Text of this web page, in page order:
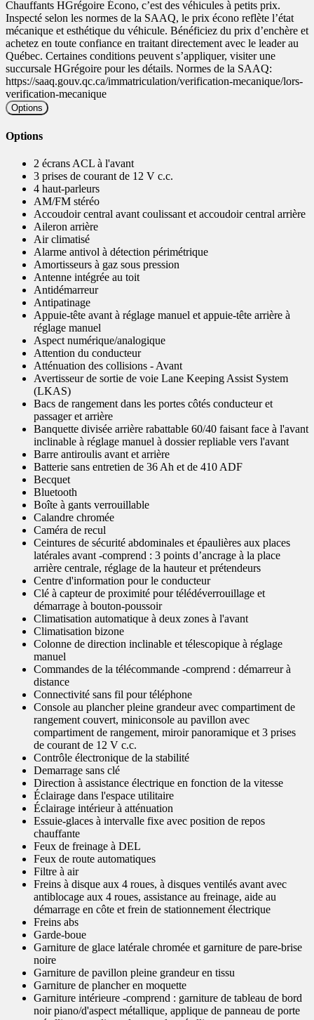
Chauffants HGrégoire Écono, c’est des véhicules à petits prix.
Inspecté selon les normes de la SAAQ, le prix écono reflète l’état
mécanique et esthétique du véhicule. Bénéficiez du prix d’enchère et
achetez en toute confiance en traitant directement avec le leader au
Québec. Certaines conditions peuvent s’appliquer, visiter une
succursale HGrégoire pour les détails. Normes de la SAAQ:
https://saaq.gouv.qc.ca/immatriculation/verification-mecanique/lors-
verification-mecanique
Options
Options
2 écrans ACL à l'avant
3 prises de courant de 12 V c.c.
4 haut-parleurs
AM/FM stéréo
Accoudoir central avant coulissant et accoudoir central arrière
Aileron arrière
Air climatisé
Alarme antivol à détection périmétrique
Amortisseurs à gaz sous pression
Antenne intégrée au toit
Antidémarreur
Antipatinage
Appuie-tête avant à réglage manuel et appuie-tête arrière à
réglage manuel
Aspect numérique/analogique
Attention du conducteur
Atténuation des collisions - Avant
Avertisseur de sortie de voie Lane Keeping Assist System
(LKAS)
Bacs de rangement dans les portes côtés conducteur et
passager et arrière
Banquette divisée arrière rabattable 60/40 faisant face à l'avant
inclinable à réglage manuel à dossier repliable vers l'avant
Barre antiroulis avant et arrière
Batterie sans entretien de 36 Ah et de 410 ADF
Becquet
Bluetooth
Boîte à gants verrouillable
Calandre chromée
Caméra de recul
Ceintures de sécurité abdominales et épaulières aux places
latérales avant -comprend : 3 points d’ancrage à la place
arrière centrale, réglage de la hauteur et prétendeurs
Centre d'information pour le conducteur
Clé à capteur de proximité pour télédéverrouillage et
démarrage à bouton-poussoir
Climatisation automatique à deux zones à l'avant
Climatisation bizone
Colonne de direction inclinable et télescopique à réglage
manuel
Commandes de la télécommande -comprend : démarreur à
distance
Connectivité sans fil pour téléphone
Console au plancher pleine grandeur avec compartiment de
rangement couvert, miniconsole au pavillon avec
compartiment de rangement, miroir panoramique et 3 prises
de courant de 12 V c.c.
Contrôle électronique de la stabilité
Demarrage sans clé
Direction à assistance électrique en fonction de la vitesse
Éclairage dans l'espace utilitaire
Éclairage intérieur à atténuation
Essuie-glaces à intervalle fixe avec position de repos
chauffante
Feux de freinage à DEL
Feux de route automatiques
Filtre à air
Freins à disque aux 4 roues, à disques ventilés avant avec
antiblocage aux 4 roues, assistance au freinage, aide au
démarrage en côte et frein de stationnement électrique
Freins abs
Garde-boue
Garniture de glace latérale chromée et garniture de pare-brise
noire
Garniture de pavillon pleine grandeur en tissu
Garniture de plancher en moquette
Garniture intérieure -comprend : garniture de tableau de bord
noir piano/d'aspect métallique, applique de panneau de porte